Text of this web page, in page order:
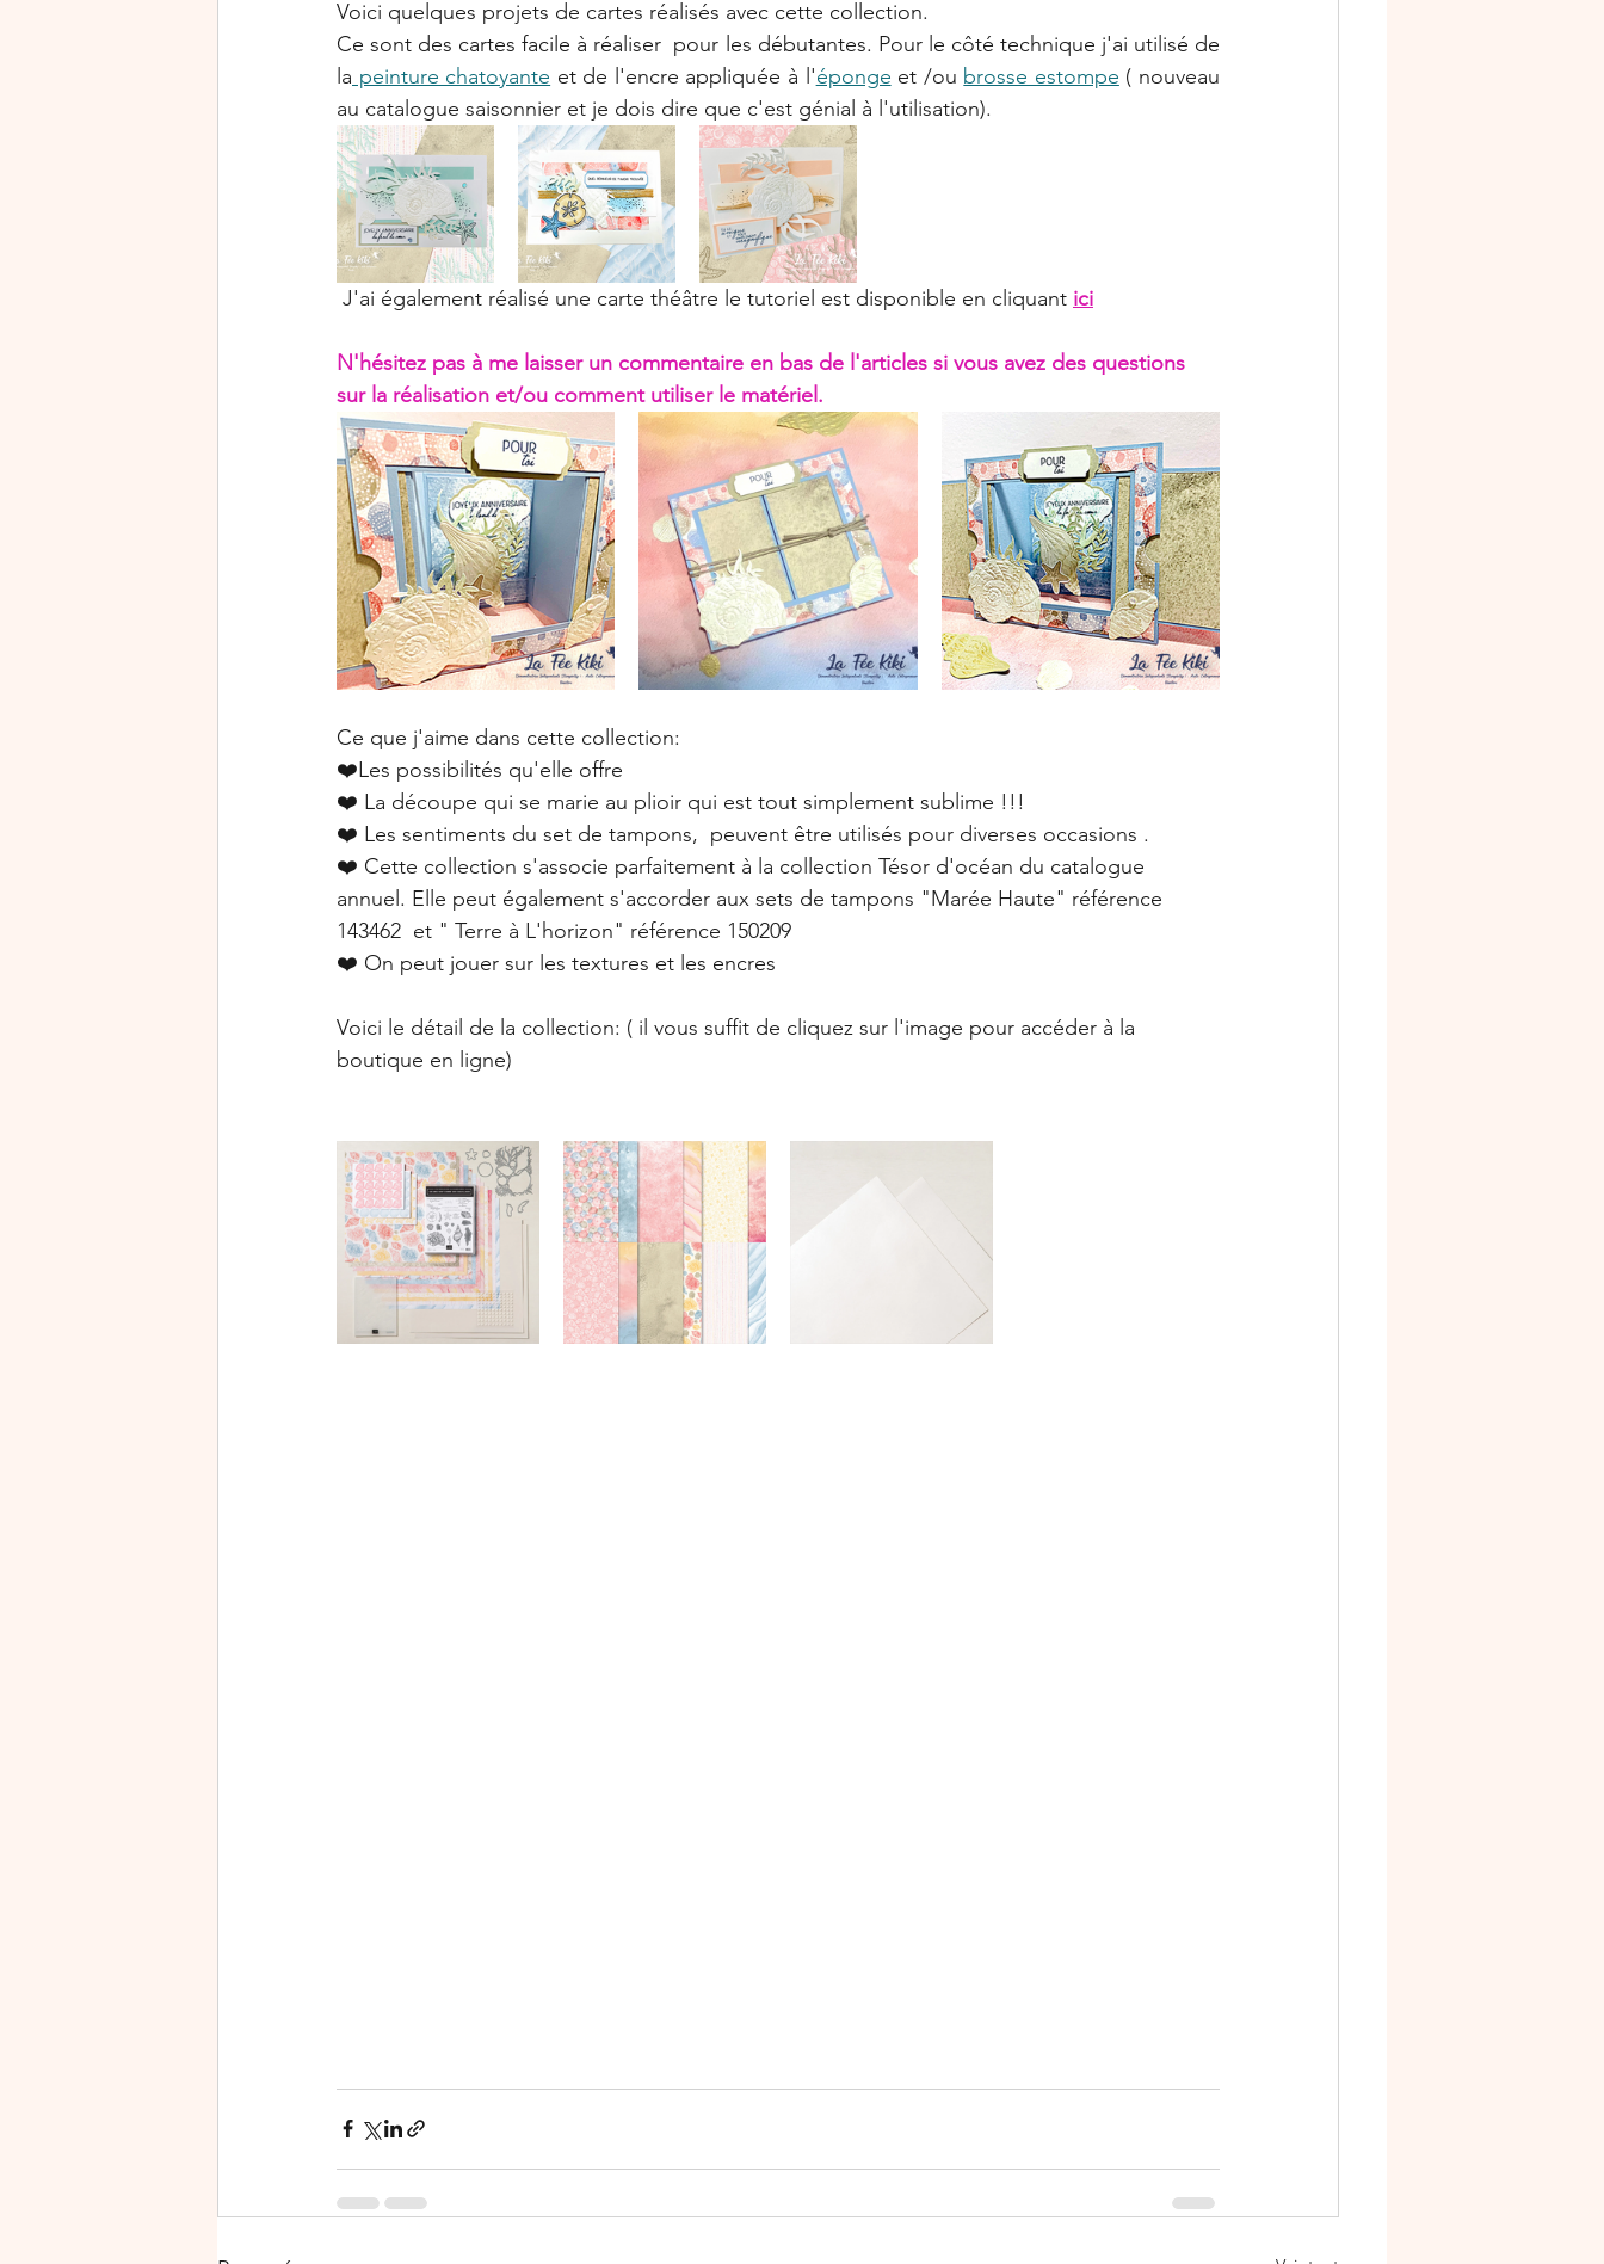
Voici quelques projets de cartes réalisés avec cette collection.
Ce sont des cartes facile à réaliser  pour les débutantes. Pour le côté technique j'ai utilisé de
la peinture chatoyante et de l'encre appliquée à l'éponge et /ou brosse estompe ( nouveau
au catalogue saisonnier et je dois dire que c'est génial à l'utilisation).
J'ai également réalisé une carte théâtre le tutoriel est disponible en cliquant ici
N'hésitez pas à me laisser un commentaire en bas de l'articles si vous avez des questions
sur la réalisation et/ou comment utiliser le matériel.
Ce que j'aime dans cette collection:
❤️Les possibilités qu'elle offre
❤️ La découpe qui se marie au plioir qui est tout simplement sublime !!!
❤️ Les sentiments du set de tampons,  peuvent être utilisés pour diverses occasions .
❤️ Cette collection s'associe parfaitement à la collection Tésor d'océan du catalogue
annuel. Elle peut également s'accorder aux sets de tampons "Marée Haute" référence
143462  et " Terre à L'horizon" référence 150209
❤️ On peut jouer sur les textures et les encres
Voici le détail de la collection: ( il vous suffit de cliquez sur l'image pour accéder à la
boutique en ligne)